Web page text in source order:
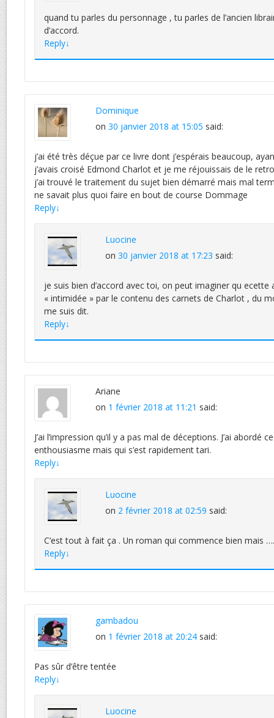
quand tu parles du personnage , tu parles de l’ancien
d’accord.
Reply↓
Dominique
on 30 janvier 2018 at 15:05 said:
j’ai été très déçue par ce livre dont j’espérais beaucoup,
j’avais croisé Edmond Charlot et je me réjouissais de le
j’ai trouvé le traitement du sujet bien démarré mais mal
ne savait plus quoi faire en bout de course Dommage
Reply↓
Luocine
on 30 janvier 2018 at 17:23 said:
je suis bien d’accord avec toi, on peut imaginer qu ecette
« intimidée » par le contenu des carnets de Charlot , du
me suis dit.
Reply↓
Ariane
on 1 février 2018 at 11:21 said:
J’ai l’impression qu’il y a pas mal de déceptions. J’ai abordé
enthousiasme mais qui s’est rapidement tari.
Reply↓
Luocine
on 2 février 2018 at 02:59 said:
C’est tout à fait ça . Un roman qui commence bien mais ….
Reply↓
gambadou
on 1 février 2018 at 20:24 said:
Pas sûr d’être tentée
Reply↓
Luocine